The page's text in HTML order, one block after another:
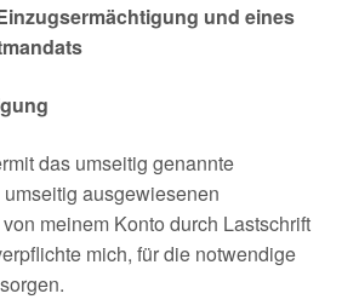
und eines
das umseitig genannte
ausgewiesenen
meinem Konto durch Lastschrift
mich, für die notwendige